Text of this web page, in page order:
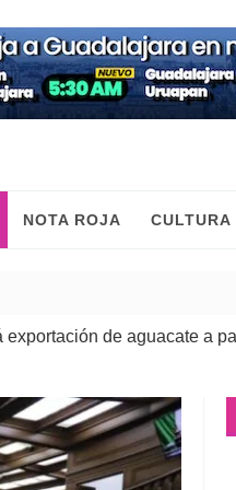
NOTA ROJA CULTURA
de aguacate a partir de